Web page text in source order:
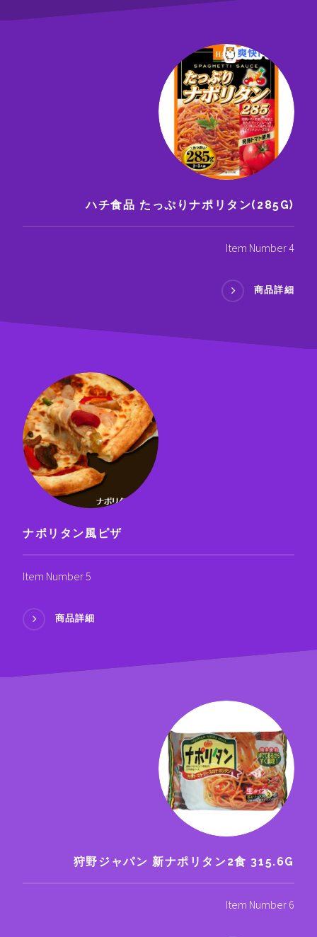
ハチ食品 たっぷりナポリタン(285G)
Item Number 4
商品詳細
ナポリタン風ピザ
Item Number 5
商品詳細
狩野ジャパン 新ナポリタン2食 315.6G
Item Number 6